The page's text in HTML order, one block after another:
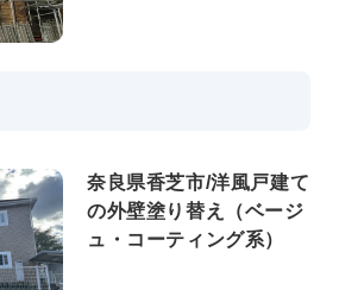
奈良県香芝市/洋風戸建て
の外壁塗り替え（ベージ
ュ・コーティング系）